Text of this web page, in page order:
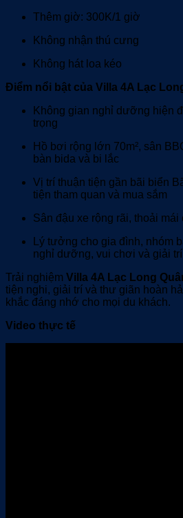
Thêm giờ: 300K/1 giờ
Không nhận thú cưng
Không hát loa kéo
Điểm nổi bật của Villa 4A Lạc
Không gian nghỉ dưỡng hiện
trọng
Hồ bơi rộng lớn 70m², sân
bàn bida và bi lắc
Vị trí thuận tiện gần bãi biển
tiện tham quan và mua sắm
Sân đậu xe rộng rãi, thoải
Lý tưởng cho gia đình, nhóm
nghỉ dưỡng, vui chơi và giải
Trải nghiệm Villa 4A Lạc Long
tiện nghi, giải trí và thư giãn hoàn
khắc đáng nhớ cho mọi du khách.
Video thực tế